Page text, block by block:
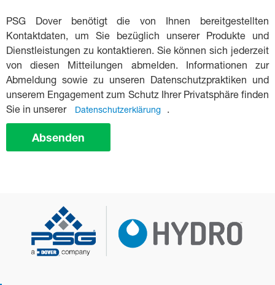
PSG Dover benötigt die von Ihnen bereitgestellten
Kontaktdaten, um Sie bezüglich unserer Produkte und
Dienstleistungen zu kontaktieren. Sie können sich jederzeit
von diesen Mitteilungen abmelden. Informationen zur
Abmeldung sowie zu unseren Datenschutzpraktiken und
unserem Engagement zum Schutz Ihrer Privatsphäre finden
Sie in unserer
Datenschutzerklärung
Absenden